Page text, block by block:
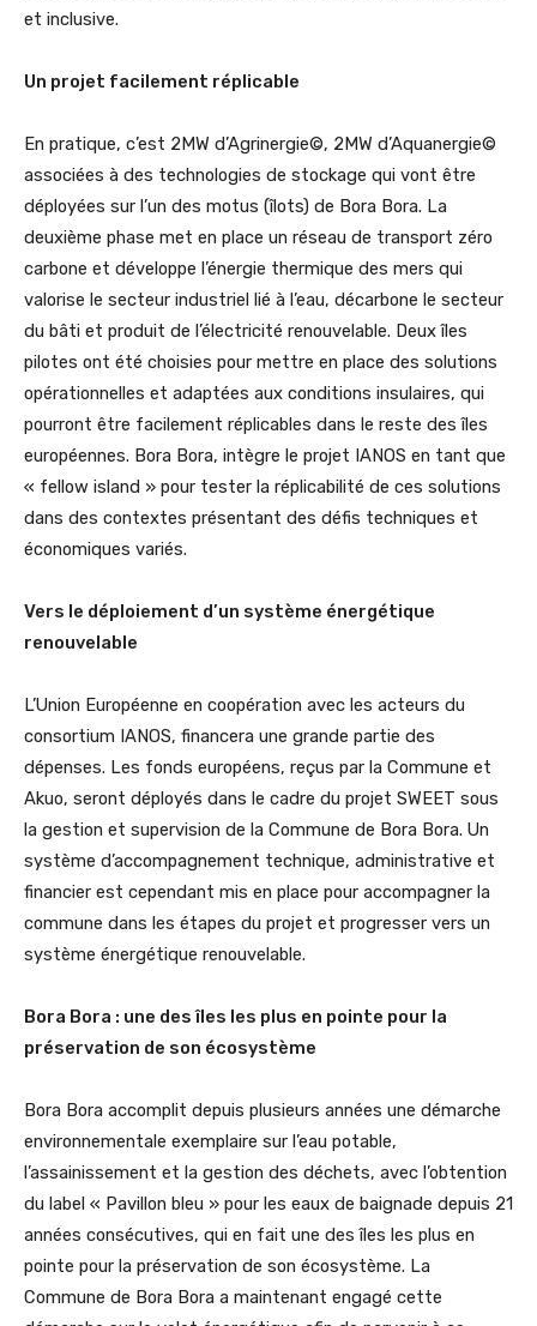
et inclusive.
Un projet facilement réplicable
En pratique, c’est 2MW d’Agrinergie©, 2MW d’Aquanergie©
associées à des technologies de stockage qui vont être
déployées sur l’un des motus (îlots) de Bora Bora. La
deuxième phase met en place un réseau de transport zéro
carbone et développe l’énergie thermique des mers qui
valorise le secteur industriel lié à l’eau, décarbone le secteur
du bâti et produit de l’électricité renouvelable. Deux îles
pilotes ont été choisies pour mettre en place des solutions
opérationnelles et adaptées aux conditions insulaires, qui
pourront être facilement réplicables dans le reste des îles
européennes. Bora Bora, intègre le projet IANOS en tant que
« fellow island » pour tester la réplicabilité de ces solutions
dans des contextes présentant des défis techniques et
économiques variés.
Vers le déploiement d’un système énergétique
renouvelable
L’Union Européenne en coopération avec les acteurs du
consortium IANOS, financera une grande partie des
dépenses. Les fonds européens, reçus par la Commune et
Akuo, seront déployés dans le cadre du projet SWEET sous
la gestion et supervision de la Commune de Bora Bora. Un
système d’accompagnement technique, administrative et
financier est cependant mis en place pour accompagner la
commune dans les étapes du projet et progresser vers un
système énergétique renouvelable.
Bora Bora : une des îles les plus en pointe pour la
préservation de son écosystème
Bora Bora accomplit depuis plusieurs années une démarche
environnementale exemplaire sur l’eau potable,
l’assainissement et la gestion des déchets, avec l’obtention
du label « Pavillon bleu » pour les eaux de baignade depuis 21
années consécutives, qui en fait une des îles les plus en
pointe pour la préservation de son écosystème. La
Commune de Bora Bora a maintenant engagé cette